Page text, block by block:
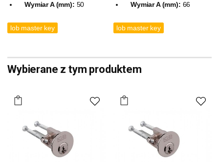
Wymiar A (mm): 50
lob master key
Wymiar A (mm): 66
lob master key
Wybierane z tym produktem